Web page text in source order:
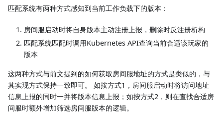
匹配系统有两种方式感知到当前工作负载下的版本：
房间服启动时将自身版本主动注册上报，删除时反注册析构
匹配系统匹配时调用Kubernetes API查询当前合适该玩家的
版本
这两种方式与前文提到的如何获取房间服地址的方式是类似的，与
其实现方式保持一致即可。 如按方式1，房间服启动时将访问地址
信息上报的同时一并将版本信息上报；如按方式2，则在查找合适房
间服时额外增加筛选房间服版本的逻辑。